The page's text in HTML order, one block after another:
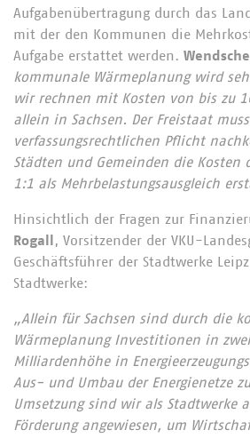
Aufgabenübertragung durch das
mit der den Kommunen die
Aufgabe erstattet werden. Wendsche
kommunale Wärmeplanung wird
wir rechnen mit Kosten von bis zu
allein in Sachsen. Der Freistaat
verfassungsrechtlichen Pflicht
Städten und Gemeinden die Kosten
1:1 als Mehrbelastungsausgleich
Hinsichtlich der Fragen zur
Rogall
, Vorsitzender der VKU-
Geschäftsführer der Stadtwerke
Stadtwerke:
„Allein für Sachsen sind durch die
Wärmeplanung Investitionen in
Milliardenhöhe in
Aus- und Umbau der Energienetze
Umsetzung sind wir als Stadtwerke
Förderung angewiesen, um